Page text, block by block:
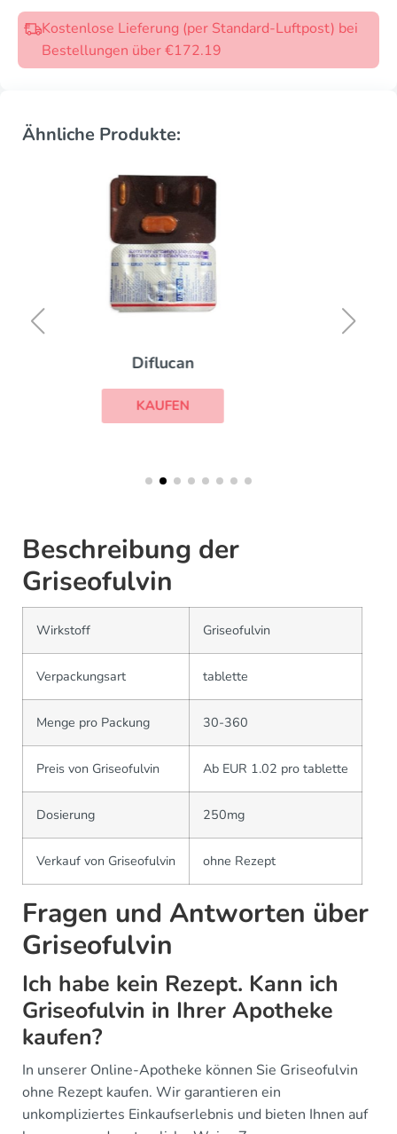
Kostenlose Lieferung (per Standard-Luftpost) bei
Bestellungen über €172.19
Ähnliche Produkte:
KAUFEN
Beschreibung der
Griseofulvin
Wirkstoff Griseofulvin
Verpackungsart tablette
Menge pro Packung 30-360
Preis von Griseofulvin Ab EUR 1.02 pro tablette
Dosierung 250mg
Verkauf von Griseofulvin ohne Rezept
Fragen und Antworten über
Griseofulvin
Ich habe kein Rezept. Kann ich
Griseofulvin in Ihrer Apotheke
kaufen?
In unserer Online-Apotheke können Sie Griseofulvin
ohne Rezept kaufen. Wir garantieren ein
unkompliziertes Einkaufserlebnis und bieten Ihnen auf